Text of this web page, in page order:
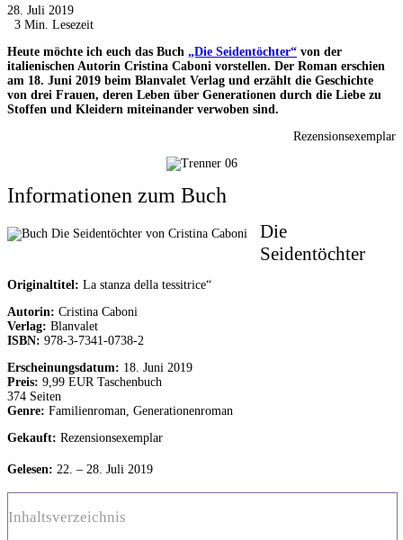
28. Juli 2019
3 Min. Lesezeit
Heute möchte ich euch das Buch „Die Seidentöchter“ von der
italienischen Autorin Cristina Caboni vorstellen. Der Roman erschien
am 18. Juni 2019 beim Blanvalet Verlag und erzählt die Geschichte
von drei Frauen, deren Leben über Generationen durch die Liebe zu
Stoffen und Kleidern miteinander verwoben sind.
Rezensionsexemplar
Informationen zum Buch
Die
Seidentöchter
Originaltitel: La stanza della tessitrice“
Autorin: Cristina Caboni
Verlag: Blanvalet
ISBN: 978-3-7341-0738-2
Erscheinungsdatum: 18. Juni 2019
Preis: 9,99 EUR Taschenbuch
374 Seiten
Genre: Familienroman, Generationenroman
Gekauft: Rezensionsexemplar
Gelesen: 22. – 28. Juli 2019
Inhaltsverzeichnis